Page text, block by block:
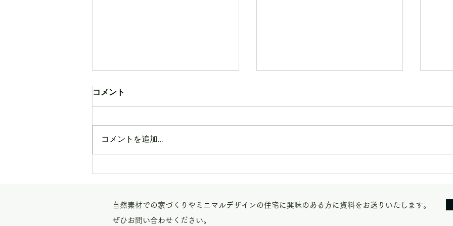
コメント
コメントを追加…
自然素材での家づくりやミニマルデザインの住宅に興味のある方に資料をお送りいたします。
ぜひお問い合わせください。